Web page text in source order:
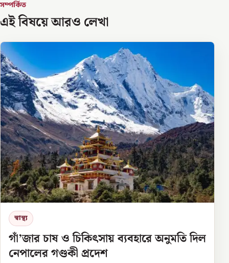
সম্পর্কিত
এই বিষয়ে আরও লেখা
স্বাস্থ্য
গাঁ’জার চাষ ও চিকিৎসায় ব্যবহারে অনুমতি দিল
নেপালের গণ্ডকী প্রদেশ